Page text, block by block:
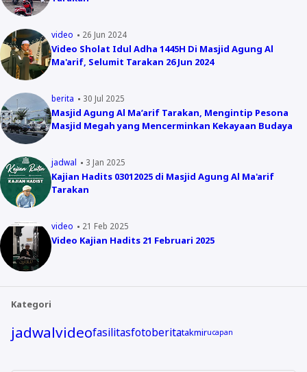
video 26 Jun 2024
Video Sholat Idul Adha 1445H Di Masjid Agung Al
Ma'arif, Selumit Tarakan 26 Jun 2024
berita 30 Jul 2025
Masjid Agung Al Ma’arif Tarakan, Mengintip Pesona
Masjid Megah yang Mencerminkan Kekayaan Budaya
jadwal 3 Jan 2025
Kajian Hadits 03012025 di Masjid Agung Al Ma'arif
Tarakan
video 21 Feb 2025
Video Kajian Hadits 21 Februari 2025
Kategori
jadwalvideofasilitasfotoberitatakmirucapan